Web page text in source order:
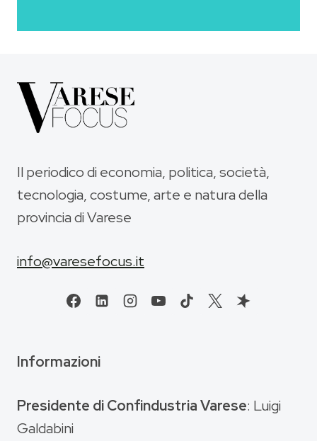
Il periodico di economia, politica, società,
tecnologia, costume, arte e natura della
provincia di Varese
info@varesefocus.it
Informazioni
Presidente di Confindustria Varese: Luigi
Galdabini